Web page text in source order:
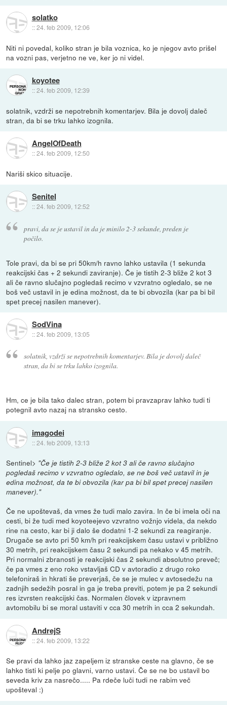
solatko
::24. feb 2009, 12:06
Niti ni povedal, koliko stran je bila voznica, ko je njegov avto prišel
na vozni pas, verjetno ne ve, ker jo ni videl.
koyotee
::24. feb 2009, 12:39
solatnik, vzdrži se nepotrebnih komentarjev. Bila je dovolj daleč
stran, da bi se trku lahko izognila.
AngelOfDeath
::24. feb 2009, 12:50
Nariši skico situacije.
Senitel
::24. feb 2009, 12:52
pravi, da se je ustavil in da je minilo 2-3 sekunde, preden je
počilo.
Tole pravi, da bi se pri 50km/h ravno lahko ustavila (1 sekunda
reakcijski čas + 2 sekundi zaviranje). Če je tistih 2-3 bliže 2 kot 3
ali če ravno slučajno pogledaš recimo v vzvratno ogledalo, se ne
boš več ustavil in je edina možnost, da te bi obvozila (kar pa bi bil
spet precej nasilen manever).
SodVina
::24. feb 2009, 13:05
solatnik, vzdrži se nepotrebnih komentarjev. Bila je dovolj daleč
stran, da bi se trku lahko izognila.
Hm, ce je bila tako dalec stran, potem bi pravzaprav lahko tudi ti
potegnil avto nazaj na stransko cesto.
imagodei
::24. feb 2009, 13:13
Sentinel> "Če je tistih 2-3 bliže 2 kot 3 ali če ravno slučajno
pogledaš recimo v vzvratno ogledalo, se ne boš več ustavil in je
edina možnost, da te bi obvozila (kar pa bi bil spet precej nasilen
manever)."
Če ne upoštevaš, da vmes že tudi malo zavira. In če bi imela oči na
cesti, bi že tudi med koyoteejevo vzvratno vožnjo videla, da nekdo
rine na cesto, kar bi ji dalo še dodatni 1-2 sekundi za reagiranje.
Drugače se avto pri 50 km/h pri reakcijskem času ustavi v približno
30 metrih, pri reakcijskem času 2 sekundi pa nekako v 45 metrih.
Pri normalni zbranosti je reakcijski čas 2 sekundi absolutno preveč;
če pa vmes z eno roko vstavljaš CD v avtoradio z drugo roko
telefoniraš in hkrati še preverjaš, če se je mulec v avtosedežu na
zadnjih sedežih posral in ga je treba previti, potem je pa 2 sekundi
res izvrsten reakcijski čas. Normalen človek v izpravnem
avtomobilu bi se moral ustaviti v cca 30 metrih in cca 2 sekundah.
AndrejS
::24. feb 2009, 13:22
Se pravi da lahko jaz zapeljem iz stranske ceste na glavno, če se
lahko tisti ki pelje po glavni, varno ustavi. Če se ne bo ustavil bo
seveda kriv za nasrečo..... Pa rdeče luči tudi ne rabim več
upošteval :)